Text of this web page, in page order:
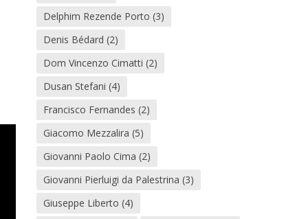
Delphim Rezende Porto (3)
Denis Bédard (2)
Dom Vincenzo Cimatti (2)
Dusan Stefani (4)
Francisco Fernandes (2)
Giacomo Mezzalira (5)
Giovanni Paolo Cima (2)
Giovanni Pierluigi da Palestrina (3)
Giuseppe Liberto (4)